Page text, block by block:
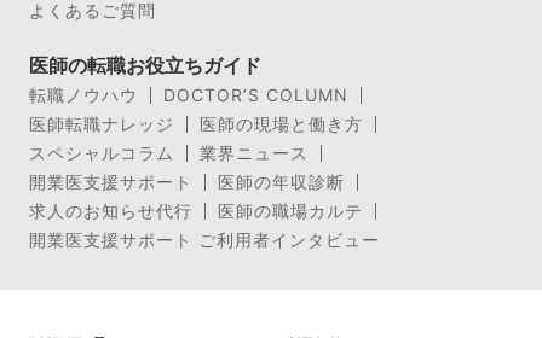
よくあるご質問
医師の転職お役立ちガイド
転職ノウハウ
DOCTOR’S COLUMN
医師転職ナレッジ
医師の現場と働き方
スペシャルコラム
業界ニュース
開業医支援サポート
医師の年収診断
求人のお知らせ代行
医師の職場カルテ
開業医支援サポート ご利用者インタビュー